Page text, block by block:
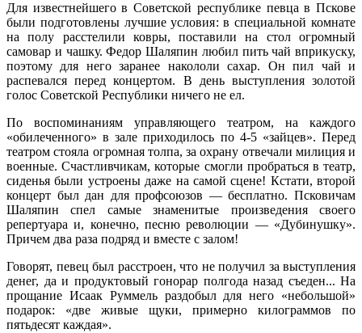
Для известнейшего в Советской республике певца в Пскове
были подготовлены лучшие условия: в специальной комнате
на полу расстелили ковры, поставили на стол огромный
самовар и чашку. Федор Шаляпин любил пить чай вприкуску,
поэтому для него заранее накололи сахар. Он пил чай и
распевался перед концертом. В день выступления золотой
голос Советской Республики ничего не ел.
По воспоминаниям управляющего театром, на каждого
«обилеченного» в зале приходилось по 4-5 «зайцев». Перед
театром стояла огромная толпа, за охрану отвечали милиция и
военные. Счастливчикам, которые смогли пробраться в театр,
сиденья были устроены даже на самой сцене! Кстати, второй
концерт был дан для профсоюзов — бесплатно. Псковичам
Шаляпин спел самые знаменитые произведения своего
репертуара и, конечно, песню революции — «Дубинушку».
Причем два раза подряд и вместе с залом!
Говорят, певец был расстроен, что не получил за выступления
денег, да и продуктовый гонорар полгода назад съеден... На
прощание Исаак Руммель раздобыл для него «небольшой»
подарок: «две живые щуки, примерно килограммов по
пятьдесят каждая».